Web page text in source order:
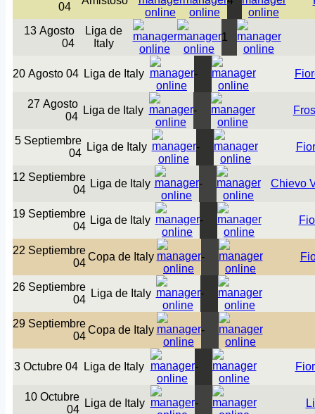
04
13 Agosto
04
Liga de
Italy
1
20 Agosto 04 Liga de Italy -
27 Agosto
04
Liga de Italy -
5 Septiembre
04
Liga de Italy -
12 Septiembre
04
Liga de Italy - Chievo
19 Septiembre
04
Liga de Italy -
22 Septiembre
04
Copa de Italy -
26 Septiembre
04
Liga de Italy -
29 Septiembre
04
Copa de Italy -
3 Octubre 04 Liga de Italy -
10 Octubre
04
Liga de Italy -